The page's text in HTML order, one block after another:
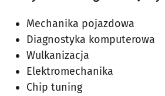
Mechanika pojazdowa
Diagnostyka komputerowa
Wulkanizacja
Elektromechanika
Chip tuning